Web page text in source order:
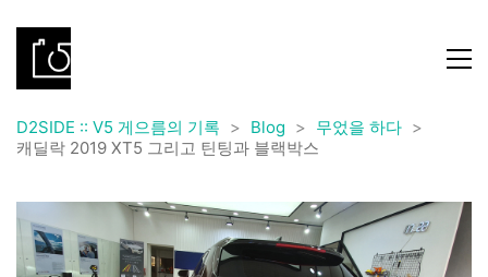
D2SIDE :: V5 게으름의 기록 > Blog > 무었을 하다 >
캐딜락 2019 XT5 그리고 틴팅과 블랙박스